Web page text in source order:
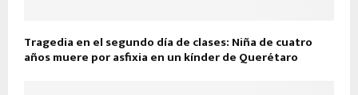
Tragedia en el segundo día de clases: Niña de cuatro
años muere por asfixia en un kínder de Querétaro